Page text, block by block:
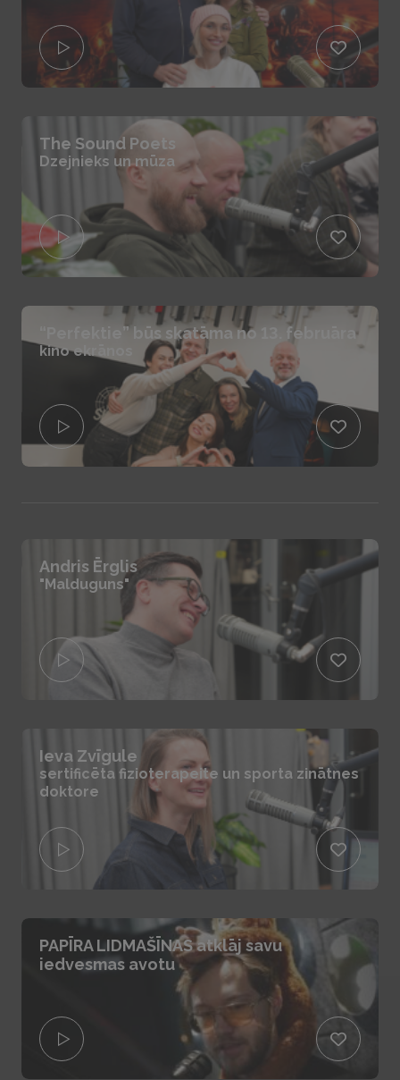
The Sound Poets
Dzejnieks un mūza
“Perfektie” būs skatāma no 13. februāra
kino ekrānos
Andris Ērglis
"Malduguns"
Ieva Zvīgule
sertificēta fizioterapeite un sporta zinātnes
doktore
PAPĪRA LIDMAŠĪNAS atklāj savu
iedvesmas avotu